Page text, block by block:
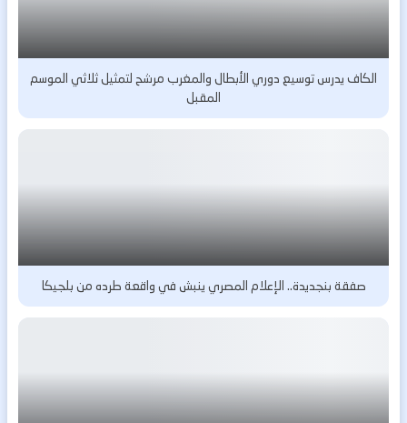
الكاف يدرس توسيع دوري الأبطال والمغرب مرشح لتمثيل ثلاثي الموسم
المقبل
صفقة بنجديدة.. الإعلام المصري ينبش في واقعة طرده من بلجيكا